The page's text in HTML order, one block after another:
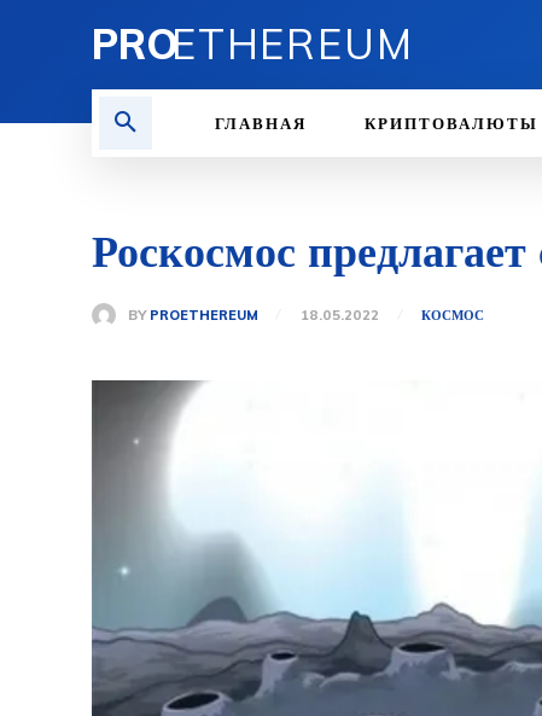
PROETHEREUM
ГЛАВНАЯ КРИПТОВАЛЮТЫ
Роскосмос
BY PROETHEREUM 18.05.2022 КОСМОС